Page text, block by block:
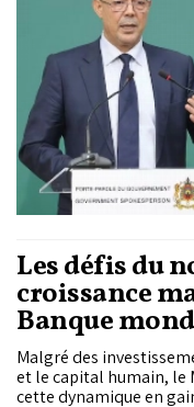
Les défis du
croissance
Banque
Malgré des
et le capital humain, le
cette dynamique en